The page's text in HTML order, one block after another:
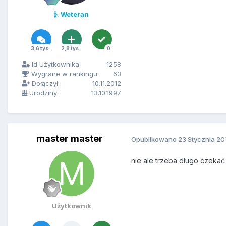
Weteran
3,6 tys. 2,8 tys. 0
Id Użytkownika:
1258
Wygrane w rankingu:
63
Dołączył:
10.11.2012
Urodziny:
13.10.1997
master master
Użytkownik
Opublikowano 23 Stycznia
nie ale trzeba długo